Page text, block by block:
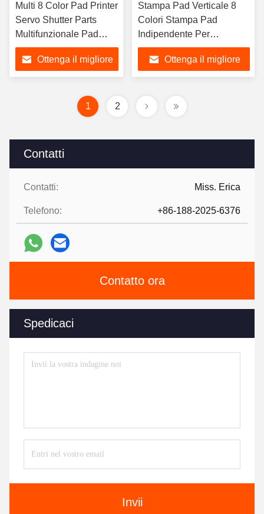
Contatti
Contatti: Miss. Erica
Telefono: +86-188-2025-6376
Contatto ora
Spedicaci
Invii
Multi 8 Color Pad Printer
Servo Shutter Parts
Multifunzionale Pad
Stampa Macchina Per
Sacchetto Di Carta Usb
Satellite Deep Dish
Ottenga il migliore
Stampa Pad Verticale 8
Colori Stampa Pad
Indipendente Per
Computer Tastiera
Playmat Mouse Calzature
Pad Fritura
Ottenga il migliore
1 2